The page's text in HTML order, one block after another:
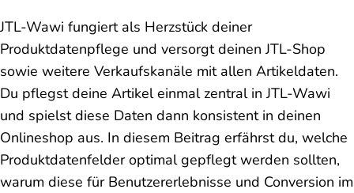
JTL-Wawi fungiert als Herzstück deiner
Produktdatenpflege und versorgt deinen JTL-Shop
sowie weitere Verkaufskanäle mit allen Artikeldaten.
Du pflegst deine Artikel einmal zentral in JTL-Wawi
und spielst diese Daten dann konsistent in deinen
Onlineshop aus. In diesem Beitrag erfährst du, welche
Produktdatenfelder optimal gepflegt werden sollten,
warum diese für Benutzererlebnisse und Conversion im